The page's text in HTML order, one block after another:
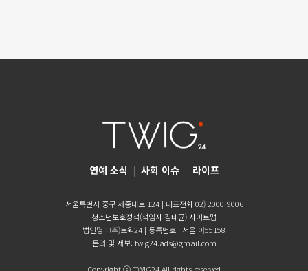
연예 소식 | 사회 이슈 | 라이프
서울특별시 중구 세종대로 124 | 대표전화 02) 2000-9006
청소년보호정책(책임자:김태균)사이트맵
법인명 : (주)트윅24 | 등록번호 : 서울 아55158
문의 및 제보: twig24.ads@gmail.com